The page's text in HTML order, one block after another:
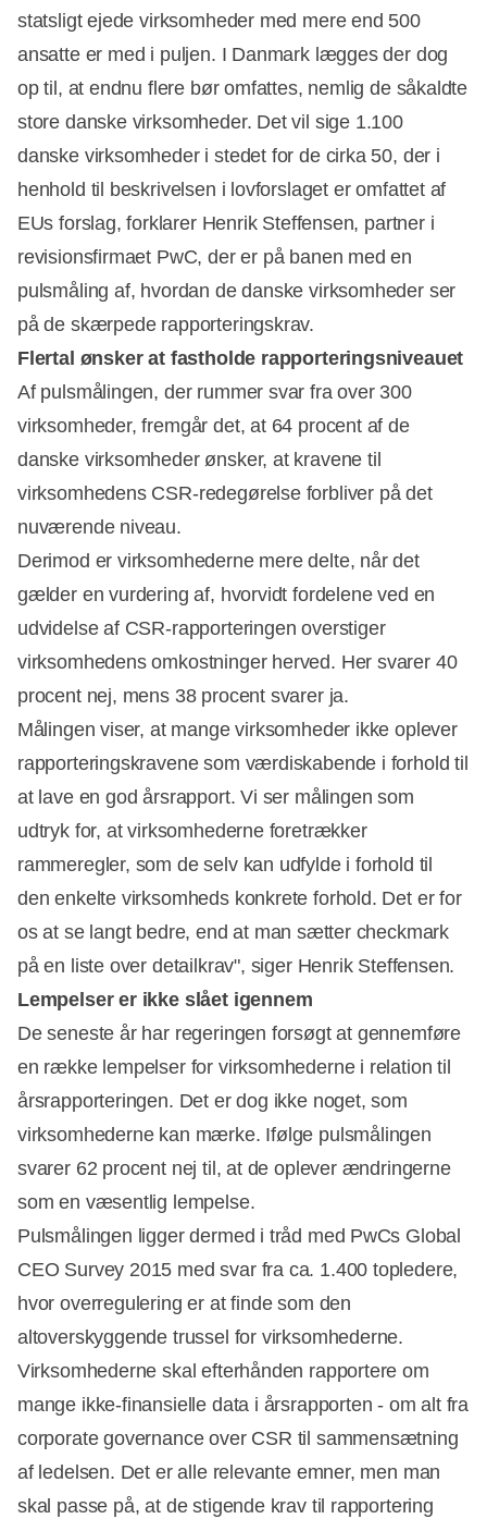
Annonce
statsligt ejede virksomheder med mere end 500
ansatte er med i puljen. I Danmark lægges der dog
op til, at endnu flere bør omfattes, nemlig de såkaldte
store danske virksomheder. Det vil sige 1.100
danske virksomheder i stedet for de cirka 50, der i
henhold til beskrivelsen i lovforslaget er omfattet af
EUs forslag, forklarer Henrik Steffensen, partner i
revisionsfirmaet PwC, der er på banen med en
pulsmåling af, hvordan de danske virksomheder ser
på de skærpede rapporteringskrav.
Flertal ønsker at fastholde rapporteringsniveauet
Af pulsmålingen, der rummer svar fra over 300
virksomheder, fremgår det, at 64 procent af de
danske virksomheder ønsker, at kravene til
virksomhedens CSR-redegørelse forbliver på det
nuværende niveau.
Derimod er virksomhederne mere delte, når det
gælder en vurdering af, hvorvidt fordelene ved en
udvidelse af CSR-rapporteringen overstiger
virksomhedens omkostninger herved. Her svarer 40
procent nej, mens 38 procent svarer ja.
Målingen viser, at mange virksomheder ikke oplever
rapporteringskravene som værdiskabende i forhold til
at lave en god årsrapport. Vi ser målingen som
udtryk for, at virksomhederne foretrækker
rammeregler, som de selv kan udfylde i forhold til
den enkelte virksomheds konkrete forhold. Det er for
os at se langt bedre, end at man sætter checkmark
på en liste over detailkrav", siger Henrik Steffensen.
Lempelser er ikke slået igennem
De seneste år har regeringen forsøgt at gennemføre
en række lempelser for virksomhederne i relation til
årsrapporteringen. Det er dog ikke noget, som
virksomhederne kan mærke. Ifølge pulsmålingen
svarer 62 procent nej til, at de oplever ændringerne
som en væsentlig lempelse.
Pulsmålingen ligger dermed i tråd med PwCs Global
CEO Survey 2015 med svar fra ca. 1.400 topledere,
hvor overregulering er at finde som den
altoverskyggende trussel for virksomhederne.
Virksomhederne skal efterhånden rapportere om
mange ikke-finansielle data i årsrapporten - om alt fra
corporate governance over CSR til sammensætning
af ledelsen. Det er alle relevante emner, men man
skal passe på, at de stigende krav til rapportering